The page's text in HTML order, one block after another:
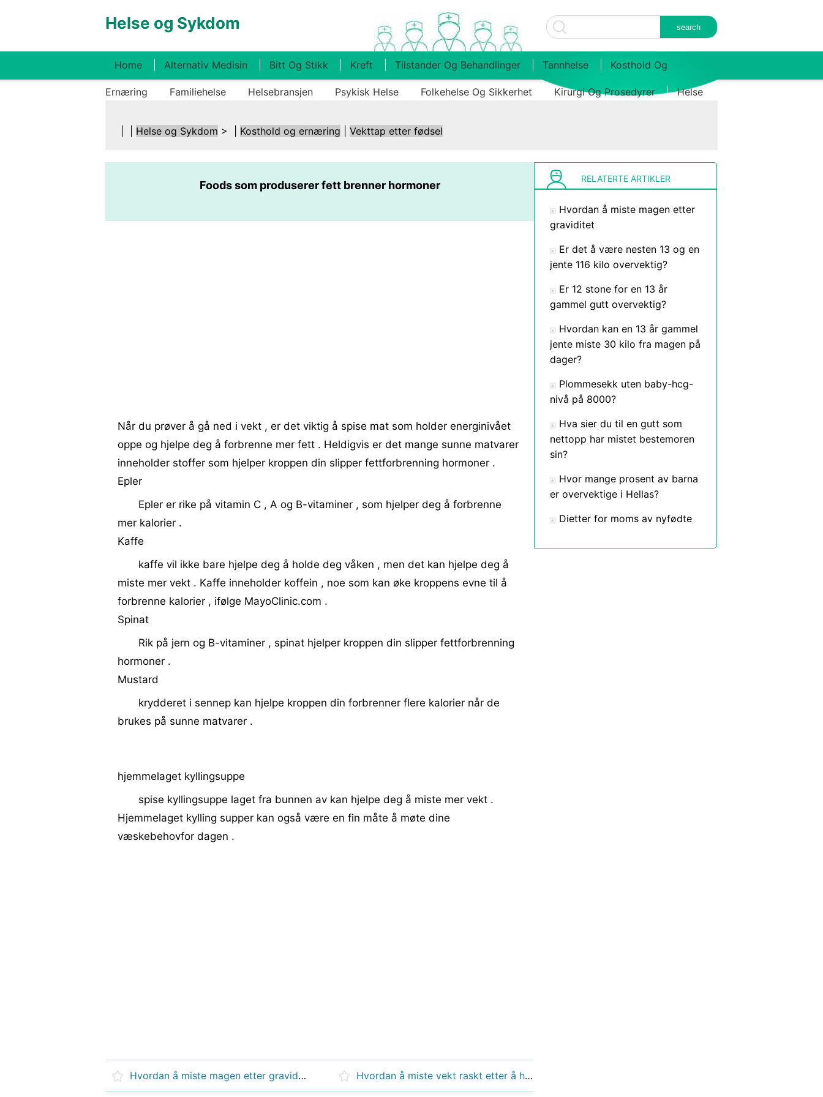
Helse og Sykdom
Home Alternativ Medisin Bitt Og Stikk Kreft Tilstander Og Behandlinger Tannhelse Kosthold Og
Ernæring Familiehelse Helsebransjen Psykisk Helse Folkehelse Og Sikkerhet Kirurgi Og Prosedyrer Helse
Helse og Sykdom > | Kosthold og ernæring Vekttap etter fødsel
Foods som produserer fett brenner hormoner
Når du prøver å gå ned i vekt , er det viktig å spise mat som holder energinivået
oppe og hjelpe deg å forbrenne mer fett . Heldigvis er det mange sunne matvarer
inneholder stoffer som hjelper kroppen din slipper fettforbrenning hormoner .
Epler
Epler er rike på vitamin C , A og B-vitaminer , som hjelper deg å forbrenne
mer kalorier .
Kaffe
kaffe vil ikke bare hjelpe deg å holde deg våken , men det kan hjelpe deg å
miste mer vekt . Kaffe inneholder koffein , noe som kan øke kroppens evne til å
forbrenne kalorier , ifølge MayoClinic.com .
Spinat
Rik på jern og B-vitaminer , spinat hjelper kroppen din slipper fettforbrenning
hormoner .
Mustard
krydderet i sennep kan hjelpe kroppen din forbrenner flere kalorier når de
brukes på sunne matvarer .
hjemmelaget kyllingsuppe
spise kyllingsuppe laget fra bunnen av kan hjelpe deg å miste mer vekt .
Hjemmelaget kylling supper kan også være en fin måte å møte dine
væskebehovfor dagen .
Hvordan å miste magen etter graviditet Hvordan å miste vekt raskt etter å ha en baby
RELATERTE ARTIKLER
Hvordan å miste magen etter
graviditet
Er det å være nesten 13 og en
jente 116 kilo overvektig?
Er 12 stone for en 13 år
gammel gutt overvektig?
Hvordan kan en 13 år gammel
jente miste 30 kilo fra magen på
dager?
Plommesekk uten baby-hcg-
nivå på 8000?
Hva sier du til en gutt som
nettopp har mistet bestemoren
sin?
Hvor mange prosent av barna
er overvektige i Hellas?
Dietter for moms av nyfødte